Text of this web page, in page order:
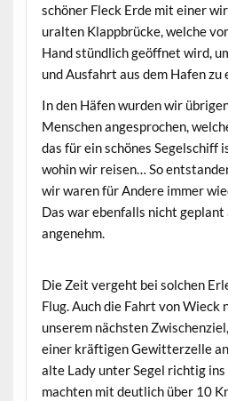
schöner Fleck Erde mit einer
uralten Klappbrücke, welche
Hand stündlich geöffnet wird,
und Ausfahrt aus dem Hafen zu
In den Häfen wurden wir
Menschen angesprochen,
das für ein schönes Segelschiff
wohin wir reisen… So
wir waren für Andere immer
Das war ebenfalls nicht geplant
angenehm.
Die Zeit vergeht bei solchen
Flug. Auch die Fahrt von Wieck
unserem nächsten
einer kräftigen Gewitterzelle
alte Lady unter Segel richtig
machten mit deutlich über 10